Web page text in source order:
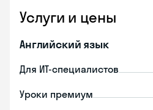
Услуги и цены
Английский язык
Для ИТ-специалистов
Уроки премиум